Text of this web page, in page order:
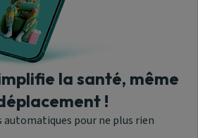
Tous droits réservés
la santé, même
!
automatiques pour ne plus rien